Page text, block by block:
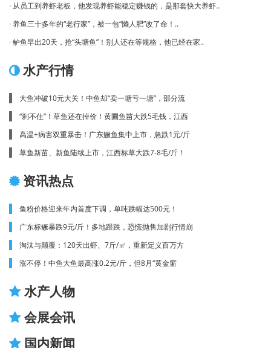
· 从员工到养虾老板，他发现养虾能稳定赚钱的，是那套快大养虾..
· 养鱼三十多年的“老行家”，被一包“懒人肥”改了命！..
· 鲈鱼早出20天，抢“头塘鱼”！别人还在等规格，他已经在家..
水产行情
大鱼冲破10元大关！中鱼却“卖一塘亏一塘”，部分流
“刹不住”！草鱼还在掉价！黄圃鱼苗大跌5毛钱，江西
高温+病害双重暴击！广东鳜鱼集中上市，急跌1元/斤
草鱼新苗、新鱼陆续上市，江西标草大跌7-8毛/斤！
资讯热点
鱼粉价格迎来年内首度下调，单吨跌幅达500元！
广东标鳜暴跌9元/斤！多地跟跌，恐慌抛售加剧行情崩
淘汰与颠覆：120天出虾、7斤/㎡，重新定义百万方
涨不停！中鱼大鱼最高涨0.2元/斤，但8月“黄金窗
水产人物
会展会讯
国内新闻